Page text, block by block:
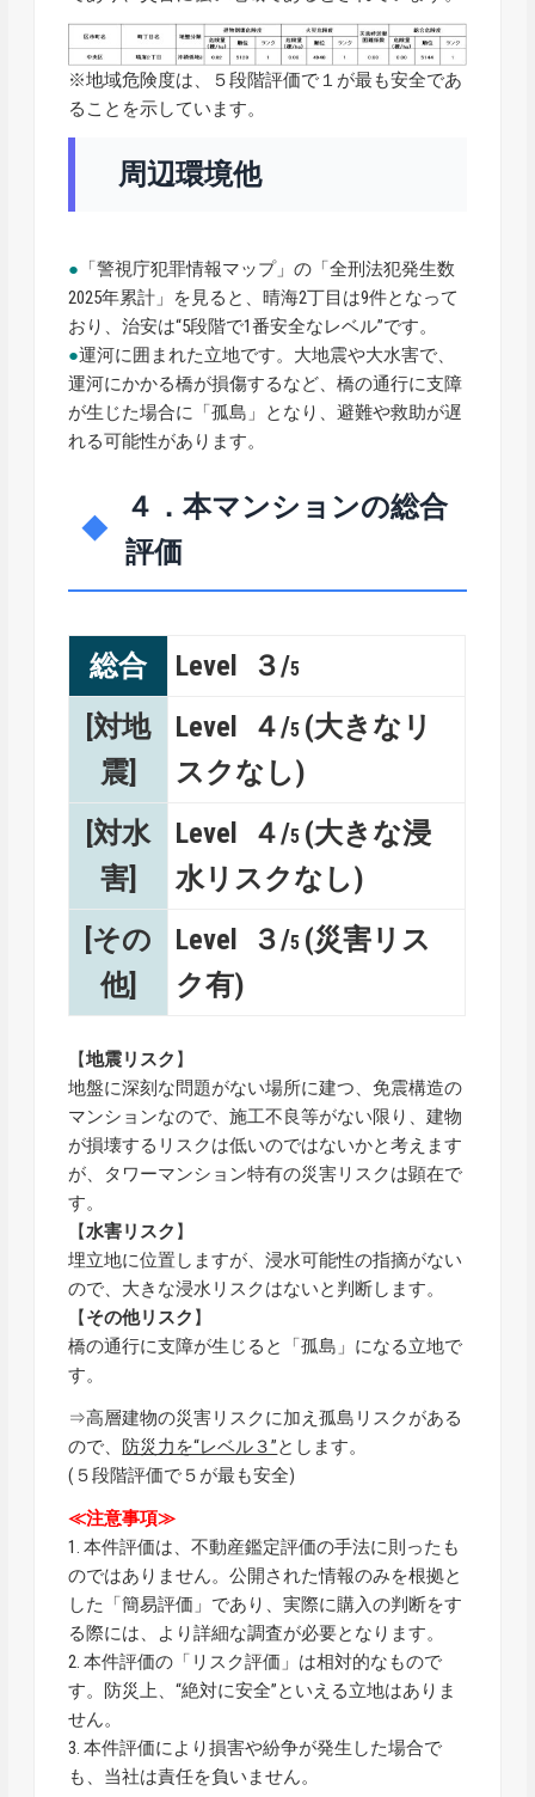
※地域危険度は、５段階評価で１が最も安全であ
ることを示しています。
周辺環境他
● 「警視庁犯罪情報マップ」の「全刑法犯発生数
2025年累計」を見ると、晴海2丁目は9件となって
おり、治安は“5段階で1番安全なレベル”です。
●運河に囲まれた立地です。大地震や大水害で、
運河にかかる橋が損傷するなど、橋の通行に支障
が生じた場合に「孤島」となり、避難や救助が遅
れる可能性があります。
４．本マンションの総合
評価
総合 Level ３/5
[対地
震]
Level ４/5 (大きなリ
スクなし)
[対水
害]
Level ４/5 (大きな浸
水リスクなし)
[その
他]
Level ３/5 (災害リス
ク有)
【地震リスク 】
地盤に深刻な問題がない場所に建つ、免震構造の
マンションなので、施工不良等がない限り、建物
が損壊するリスクは低いのではないかと考えます
が、タワーマンション特有の災害リスクは顕在で
す。
【水害リスク 】
埋立地に位置しますが、浸水可能性の指摘がない
ので、大きな浸水リスクはないと判断します。
【その他リスク 】
橋の通行に支障が生じると「孤島」になる立地で
す。
⇒高層建物の災害リスクに加え孤島リスクがある
ので、 防災力を“レベル３”とします。
(５段階評価で５が最も安全)
≪注意事項≫
1. 本件評価は、不動産鑑定評価の手法に則ったも
のではありません。公開された情報のみを根拠と
した「簡易評価」であり、実際に購入の判断をす
る際には、より詳細な調査が必要となります。
2. 本件評価の「リスク評価」は相対的なもので
す。防災上、“絶対に安全”といえる立地はありま
せん。
3. 本件評価により損害や紛争が発生した場合で
も、当社は責任を負いません。